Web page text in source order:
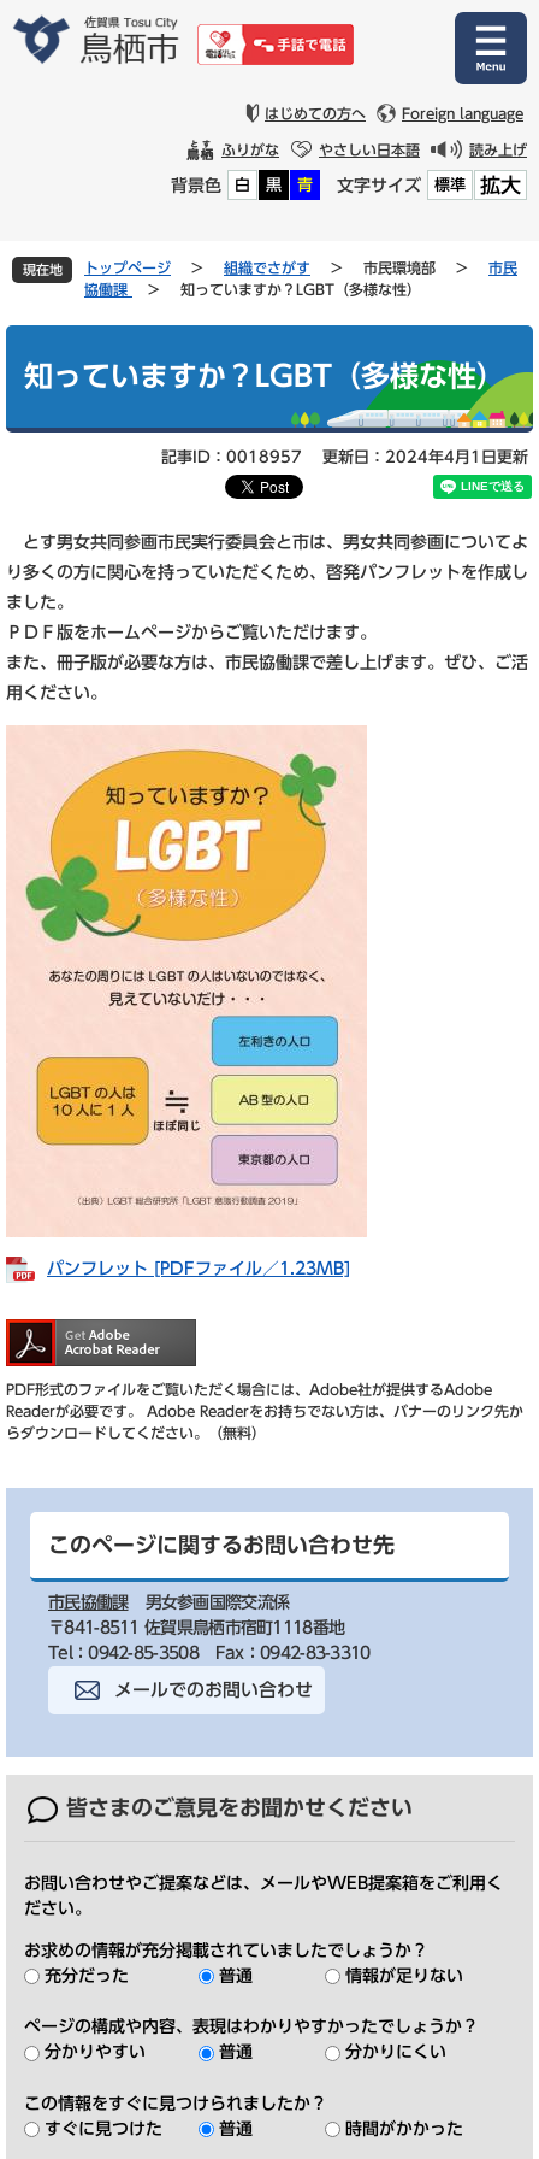
文
はじめての方へ Foreign language
ふりがな やさしい日本語 読み上げ
背景色 白 黒 青 文字サイズ 標準 拡大
現在地 トップページ > 組織でさがす > 市民環境部 >
市民
協働課
> 知っていますか？LGBT（多様な性）
知っていますか？LGBT（多様な性）
記事ID：0018957 更新日：2024年4月1日更新
とす男女共同参画市民実行委員会と市は、男女共同参画についてよ
り多くの方に関心を持っていただくため、啓発パンフレットを作成し
ました。
ＰＤＦ版をホームページからご覧いただけます。
また、冊子版が必要な方は、市民協働課で差し上げます。ぜひ、ご活
用ください。
パンフレット [PDFファイル／1.23MB]
PDF形式のファイルをご覧いただく場合には、Adobe社が提供するAdobe
Readerが必要です。
Adobe Readerをお持ちでない方は、バナーのリンク先か
らダウンロードしてください。（無料）
このページに関するお問い合わせ先
市民協働課
男女参画国際交流係
〒841-8511 佐賀県鳥栖市宿町1118番地
Tel：0942-85-3508
Fax：0942-83-3310
メールでのお問い合わせ
皆さまのご意見をお聞かせください
お問い合わせやご提案などは、メールやWEB提案箱をご利用く
ださい。
お求めの情報が充分掲載されていましたでしょうか？
充分だった
普通 情報が足りない
ページの構成や内容、表現はわかりやすかったでしょうか？
分かりやすい
普通 分かりにくい
この情報をすぐに見つけられましたか？
すぐに見つけた
普通 時間がかかった